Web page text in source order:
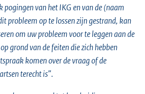
pogingen van het IKG en van de (naam
probleem op te lossen zijn gestrand, kan
om uw probleem voor te leggen aan de
grond van de feiten die zich hebben
komen over de vraag of de
terecht is”.